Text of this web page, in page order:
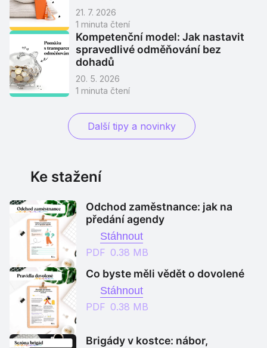
21. 7. 2026
1 minuta čtení
Kompetenční model: Jak nastavit
spravedlivé odměňování bez
dohadů
20. 5. 2026
1 minuta čtení
Další tipy a novinky
Ke stažení
Odchod zaměstnance: jak na
předání agendy
Stáhnout
PDF 0.38 MB
Co byste měli vědět o dovolené
Stáhnout
PDF 0.38 MB
Brigády v kostce: nábor,